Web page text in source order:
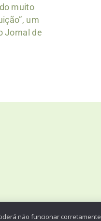
muito
um
Jornal de
não funcionar